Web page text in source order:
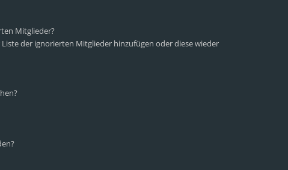
Mitglieder?
der ignorierten Mitglieder hinzufügen oder diese wieder